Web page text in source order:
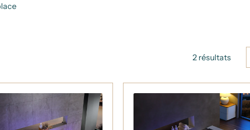
2 résultats